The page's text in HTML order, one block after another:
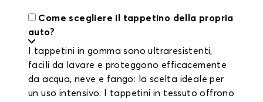
Come scegliere il tappetino della propria
auto?
I tappetini in gomma sono ultraresistenti,
facili da lavare e proteggono efficacemente
da acqua, neve e fango: la scelta ideale per
un uso intensivo. I tappetini in tessuto offrono